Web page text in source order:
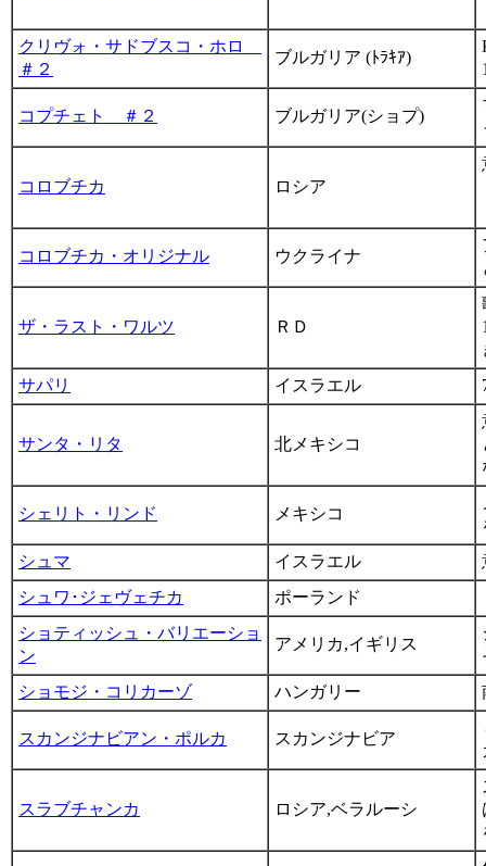
クリヴォ・サドブスコ・ホロ
＃２
ブルガリア (ﾄﾗｷｱ)
コプチェト ＃２ ブルガリア(ショプ)
コロブチカ ロシア
コロブチカ・オリジナル ウクライナ
ザ・ラスト・ワルツ ＲＤ
サパリ
イスラエル
サンタ・リタ 北メキシコ
シェリト・リンド メキシコ
シュマ
イスラエル
シュワ･ジェヴェチカ
ポーランド
ショティッシュ・バリエーショ
ン
アメリカ,イギリス
ショモジ・コリカーゾ
ハンガリー
スカンジナビアン・ポルカ スカンジナビア
スラブチャンカ ロシア,ベラルーシ